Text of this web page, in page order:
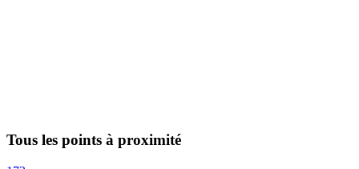
Tous les points à proximité